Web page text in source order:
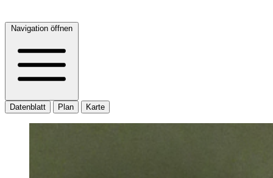
Navigation öffnen
Datenblatt Plan Karte